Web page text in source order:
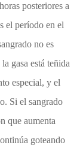
posteriores a
el período en el
no es
gasa está teñida
especial, y el
Si el sangrado
que aumenta
goteando